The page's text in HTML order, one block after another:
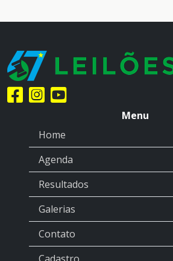
Menu
Home
Agenda
Resultados
Galerias
Contato